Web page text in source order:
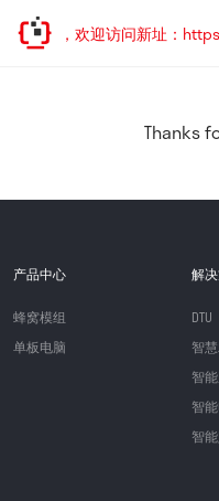
已迁移，欢迎访问新址：
Thanks
产品中心
蜂窝模组
单板电脑
解
DTU
智
智
智
智